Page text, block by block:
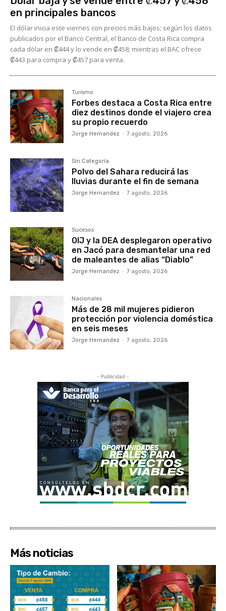
en principales bancos
El dólar inicia este viernes con precios más bajos; según los datos
publicados por el Banco Central, el Banco de Costa Rica compra
cada dólar en ₡444 y lo vende en ₡458; mientras el BAC ofrece
₡443 para compra y ₡457 para venta.
Turismo
Forbes destaca a Costa Rica entre
diez destinos donde el viajero crea
su propio recuerdo
Jorge Hernandez - 7 agosto, 2026
Sin Categoría
Polvo del Sahara reducirá las
lluvias durante el fin de semana
Jorge Hernandez - 7 agosto, 2026
Sucesos
OIJ y la DEA desplegaron operativo
en Jacó para desmantelar una red
de maleantes de alias “Diablo”
Jorge Hernandez - 7 agosto, 2026
Nacionales
Más de 28 mil mujeres pidieron
protección por violencia doméstica
en seis meses
Jorge Hernandez - 7 agosto, 2026
- Publicidad -
Más noticias